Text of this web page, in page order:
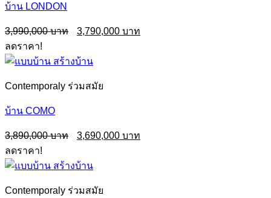
บ้าน LONDON
3,990,000
Original
price
3,990,000฿.
3,790,000
ลดราคา!
Contemporaly ร่วมสมัย
บ้าน COMO
3,890,000
Original
price
3,890,000฿.
3,690,000
ลดราคา!
Contemporaly ร่วมสมัย